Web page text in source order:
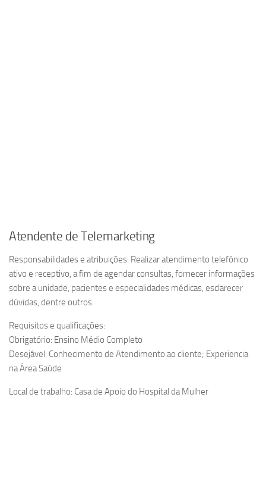
Atendente de Telemarketing
Responsabilidades e atribuições: Realizar atendimento telefônico
ativo e receptivo, a fim de agendar consultas, fornecer informações
sobre a unidade, pacientes e especialidades médicas, esclarecer
dúvidas, dentre outros.
Requisitos e qualificações:
Obrigatório: Ensino Médio Completo
Desejável: Conhecimento de Atendimento ao cliente; Experiencia
na Área Saúde
Local de trabalho: Casa de Apoio do Hospital da Mulher